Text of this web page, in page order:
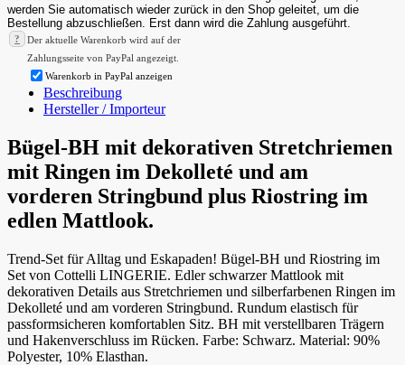
?
Der aktuelle Warenkorb wird auf der
Zahlungsseite von PayPal angezeigt.
Warenkorb in PayPal anzeigen
Beschreibung
Hersteller / Importeur
Bügel-BH mit dekorativen Stretchriemen
mit Ringen im Dekolleté und am
vorderen Stringbund plus Riostring im
edlen Mattlook.
Trend-Set für Alltag und Eskapaden! Bügel-BH und Riostring im
Set von Cottelli LINGERIE. Edler schwarzer Mattlook mit
dekorativen Details aus Stretchriemen und silberfarbenen Ringen im
Dekolleté und am vorderen Stringbund. Rundum elastisch für
passformsicheren komfortablen Sitz. BH mit verstellbaren Trägern
und Hakenverschluss im Rücken. Farbe: Schwarz. Material: 90%
Polyester, 10% Elasthan.